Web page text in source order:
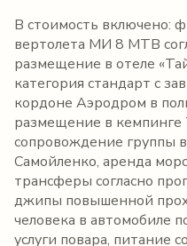
В стоимость включено:
вертолета МИ 8 МТВ
размещение в отеле
категория стандарт с
кордоне Аэродром в
размещение в кемпинге
сопровождение группы
Самойленко, аренда
трансферы согласно
джипы повышенной
человека в автомобиле
услуги повара, питание